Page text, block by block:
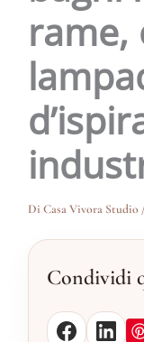
rame,
Di Casa Vivora Studio
Condividi